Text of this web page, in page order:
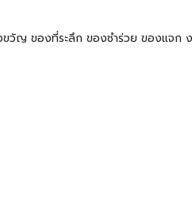
ญ ของที่ระลึก ของชำร่วย ของแจก ง